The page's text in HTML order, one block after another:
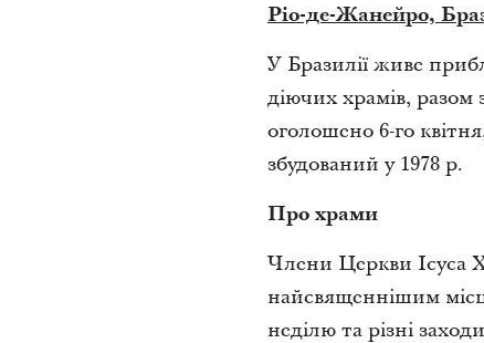
Ріо-де-Жанейро,
У Бразилії живе
діючих храмів, разом
оголошено 6-го
збудований у 1978 р.
Про храми
Члени Церкви Ісуса
найсвященнішим
неділю та різні